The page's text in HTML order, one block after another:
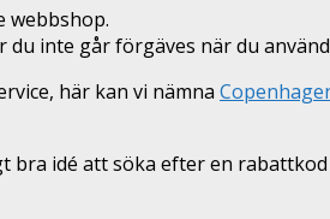
webbshop.
inte går förgäves när du
här kan vi nämna
idé att söka efter en rabattkod